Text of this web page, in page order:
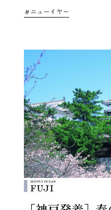
ニューイヤー